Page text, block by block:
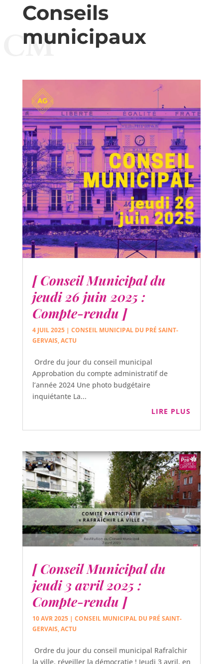
Conseils
municipaux
CM
[ Conseil Municipal du
jeudi 26 juin 2025 :
Compte-rendu ]
4 JUIL 2025| CONSEIL MUNICIPAL DU PRÉ SAINT-
GERVAIS,ACTU
Ordre du jour du conseil municipal
Approbation du compte administratif de
l’année 2024 Une photo budgétaire
inquiétante La...
LIRE PLUS
[ Conseil Municipal du
jeudi 3 avril 2025 :
Compte-rendu ]
10 AVR 2025| CONSEIL MUNICIPAL DU PRÉ SAINT-
GERVAIS,ACTU
Ordre du jour du conseil municipal Rafraîchir
la ville, réveiller la démocratie ! Jeudi 3 avril, en